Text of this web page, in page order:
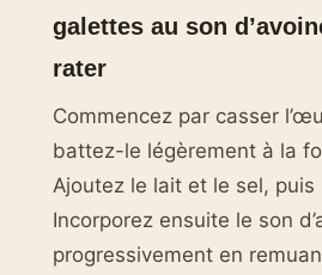
galettes au son
rater
Commencez par casser
battez-le légèrement à la
Ajoutez le lait et le sel, puis
Incorporez ensuite le son
progressivement en